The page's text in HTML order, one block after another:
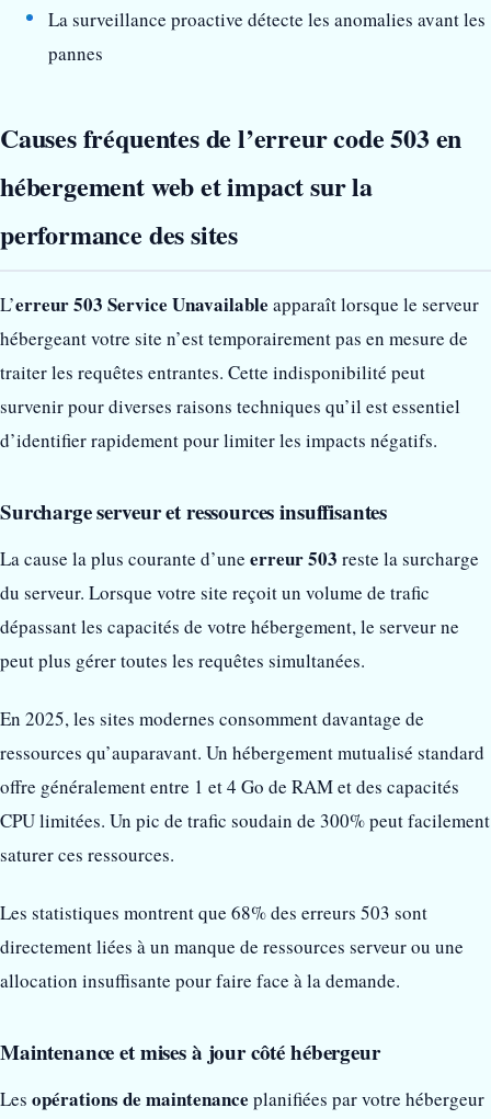
La surveillance proactive détecte les anomalies avant les
pannes
Causes fréquentes de l’erreur code 503 en
hébergement web et impact sur la
performance des sites
L’erreur 503 Service Unavailable apparaît lorsque le serveur
hébergeant votre site n’est temporairement pas en mesure de
traiter les requêtes entrantes. Cette indisponibilité peut
survenir pour diverses raisons techniques qu’il est essentiel
d’identifier rapidement pour limiter les impacts négatifs.
Surcharge serveur et ressources insuffisantes
La cause la plus courante d’une erreur 503 reste la surcharge
du serveur. Lorsque votre site reçoit un volume de trafic
dépassant les capacités de votre hébergement, le serveur ne
peut plus gérer toutes les requêtes simultanées.
En 2025, les sites modernes consomment davantage de
ressources qu’auparavant. Un hébergement mutualisé standard
offre généralement entre 1 et 4 Go de RAM et des capacités
CPU limitées. Un pic de trafic soudain de 300% peut facilement
saturer ces ressources.
Les statistiques montrent que 68% des erreurs 503 sont
directement liées à un manque de ressources serveur ou une
allocation insuffisante pour faire face à la demande.
Maintenance et mises à jour côté hébergeur
Les opérations de maintenance planifiées par votre hébergeur